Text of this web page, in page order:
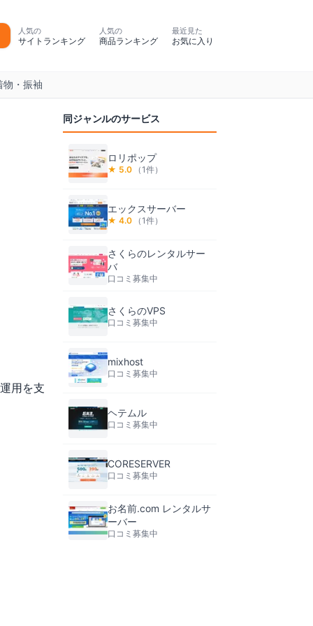
人気の
サイトランキング
人気の
商品ランキング
最近見た
お気に入り
物・振袖
用を支
同ジャンルのサービス
ロリポップ
★ 5.0 （1件）
エックスサーバー
★ 4.0 （1件）
さくらのレンタルサー
バ
口コミ募集中
さくらのVPS
口コミ募集中
mixhost
口コミ募集中
ヘテムル
口コミ募集中
CORESERVER
口コミ募集中
お名前.com レンタルサ
ーバー
口コミ募集中